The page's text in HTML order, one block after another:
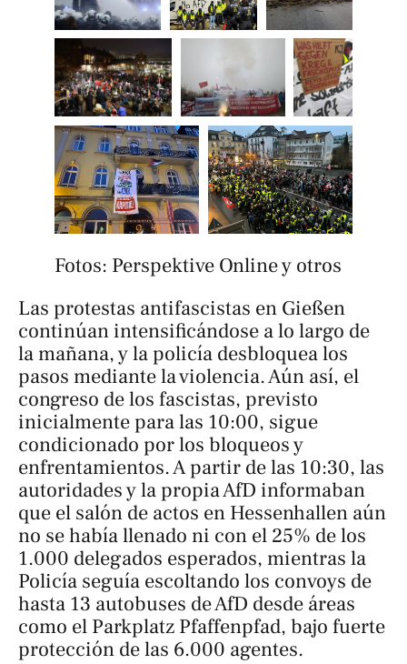
Fotos: Perspektive Online y otros
Las protestas antifascistas en Gießen
continúan intensificándose a lo largo de
la mañana, y la policía desbloquea los
pasos mediante la violencia. Aún así, el
congreso de los fascistas, previsto
inicialmente para las 10:00, sigue
condicionado por los bloqueos y
enfrentamientos. A partir de las 10:30, las
autoridades y la propia AfD informaban
que el salón de actos en Hessenhallen aún
no se había llenado ni con el 25% de los
1.000 delegados esperados, mientras la
Policía seguía escoltando los convoys de
hasta 13 autobuses de AfD desde áreas
como el Parkplatz Pfaffenpfad, bajo fuerte
protección de las 6.000 agentes.